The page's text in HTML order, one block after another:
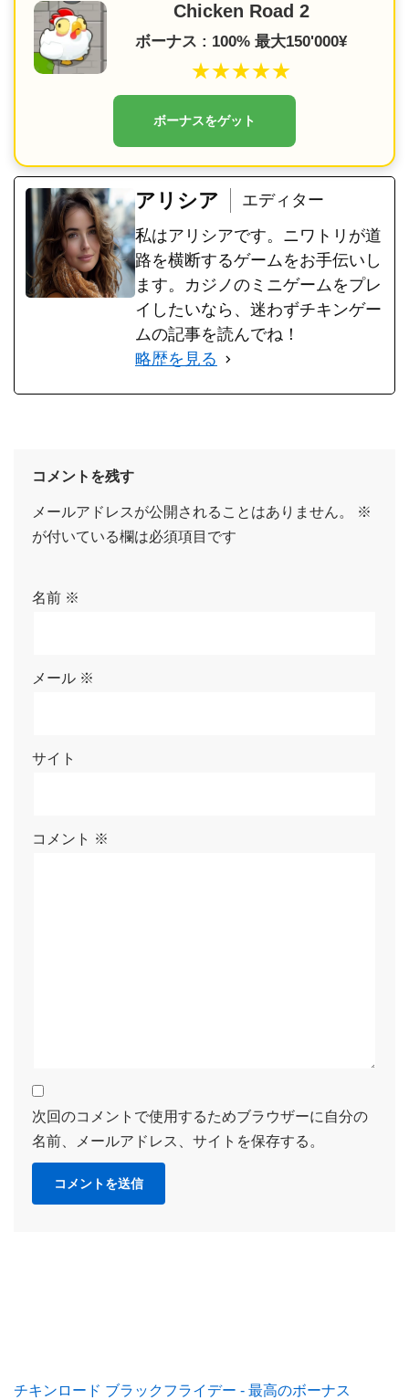
Chicken Road 2
ボーナス : 100% 最大150'000¥
★★★★★
ボーナスをゲット
アリシア
エディター
私はアリシアです。ニワトリが道
路を横断するゲームをお手伝いし
ます。カジノのミニゲームをプレ
イしたいなら、迷わずチキンゲー
ムの記事を読んでね！
略歴を見る
コメントを残す
メールアドレスが公開されることはありません。
※
が付いている欄は必須項目です
名前 ※
メール ※
サイト
コメント ※
次回のコメントで使用するためブラウザーに自分の
名前、メールアドレス、サイトを保存する。
チキンロード ブラックフライデー - 最高のボーナス